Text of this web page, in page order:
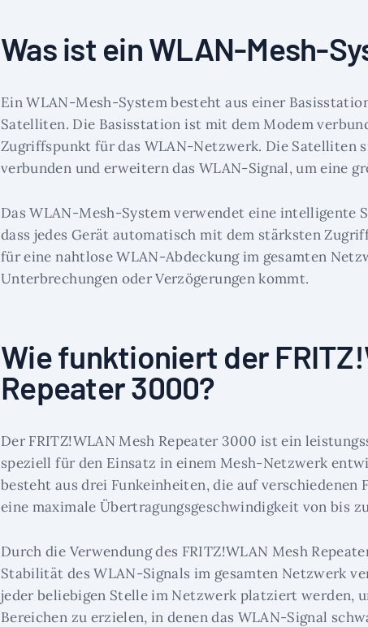
Was ist ein WLAN-Mesh-
Ein WLAN-Mesh-System besteht aus einer
Satelliten. Die Basisstation ist mit dem Modem
Zugriffspunkt für das WLAN-Netzwerk. Die Satelliten
verbunden und erweitern das WLAN-Signal, um eine
Das WLAN-Mesh-System verwendet eine intelligente
dass jedes Gerät automatisch mit dem stärksten
für eine nahtlose WLAN-Abdeckung im gesamten
Unterbrechungen oder Verzögerungen kommt.
Wie funktioniert der
Repeater 3000?
Der FRITZ!WLAN Mesh Repeater 3000 ist ein
speziell für den Einsatz in einem Mesh-Netzwerk
besteht aus drei Funkeinheiten, die auf verschiedenen
eine maximale Übertragungsgeschwindigkeit von bis
Durch die Verwendung des FRITZ!WLAN Mesh
Stabilität des WLAN-Signals im gesamten Netzwerk
jeder beliebigen Stelle im Netzwerk platziert werden,
Bereichen zu erzielen, in denen das WLAN-Signal